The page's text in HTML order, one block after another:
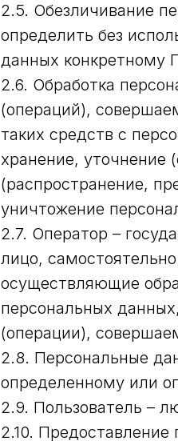
2.5. Обезличивание
определить без
данных конкретному
2.6. Обработка
(операций),
таких средств с
хранение, уточнение
(распространение,
уничтожение
2.7. Оператор –
лицо,
осуществляющие
персональных
(операции),
2.8. Персональные
определенному или
2.9. Пользователь –
2.10.